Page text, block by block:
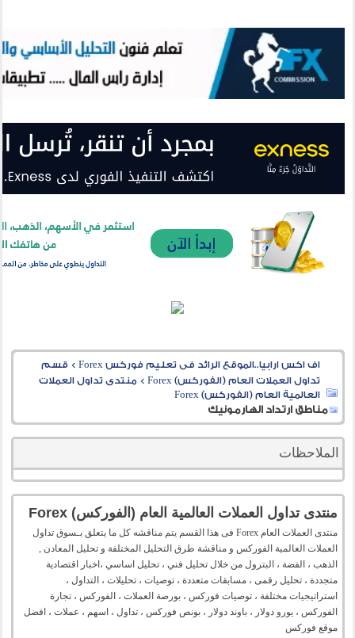
اف اكس ارابيا..الموقع الرائد فى تعليم فوركس Forex > قسم
تداول العملات العام (الفوركس) Forex
> منتدى تداول العملات
العالمية العام (الفوركس) Forex
مناطق ارتداد الهارمونيك
الملاحظات
منتدى تداول العملات العالمية العام (الفوركس) Forex
منتدى العملات العام Forex فى هذا القسم يتم مناقشه كل ما يتعلق بـسوق تداول
العملات العالمية الفوركس و مناقشة طرق التحليل المختلفة و تحليل المعادن ,
الذهب ، الفضة ، البترول من خلال تحليل فني ، تحليل اساسي ،اخبار اقتصادية
متجددة ، تحليل رقمى ، مسابقات متعددة ، توصيات ، تحليلات ، التداول ،
استراتيجيات مختلفة ، توصيات فوركس ، بورصة العملات ، الفوركس ، تجارة
الفوركس ، يورو دولار ، باوند دولار ، بونص فوركس ، تداول ، اسهم ، عملات ، افضل
موقع فوركس